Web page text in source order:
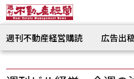
週刊不動産経営購読 広告出